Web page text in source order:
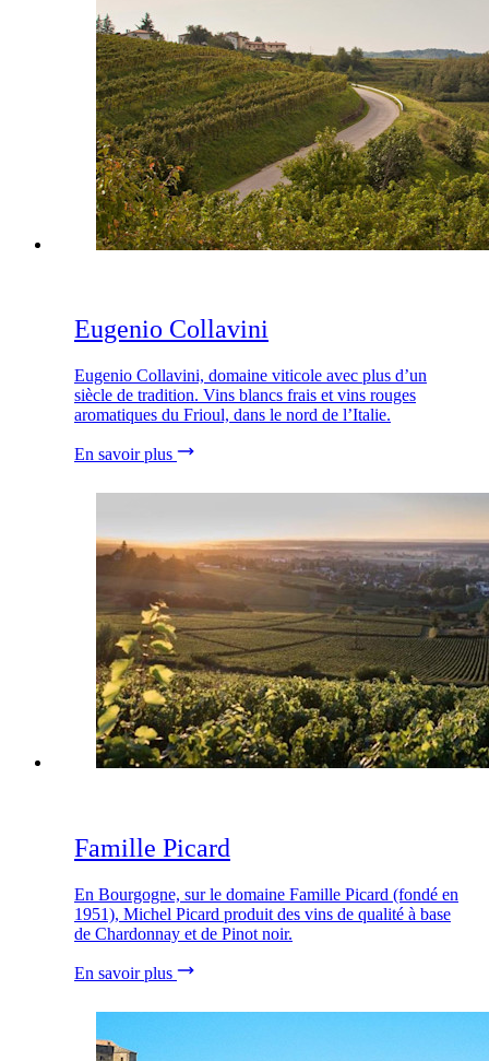
Eugenio Collavini
Eugenio Collavini, domaine viticole avec plus d’un
siècle de tradition. Vins blancs frais et vins rouges
aromatiques du Frioul, dans le nord de l’Italie.
En savoir plus
Famille Picard
En Bourgogne, sur le domaine Famille Picard (fondé en
1951), Michel Picard produit des vins de qualité à base
de Chardonnay et de Pinot noir.
En savoir plus